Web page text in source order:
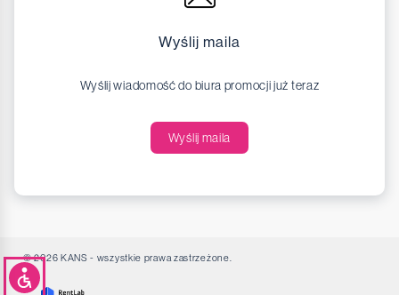
Wyślij maila
Wyślij wiadomość do biura promocji już teraz
Wyślij maila
© 2026 KANS - wszystkie prawa zastrzeżone.